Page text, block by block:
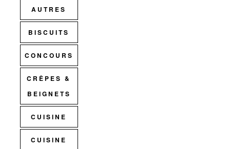
AUTRES
BISCUITS
CONCOURS
CRÊPES &
BEIGNETS
CUISINE
CUISINE